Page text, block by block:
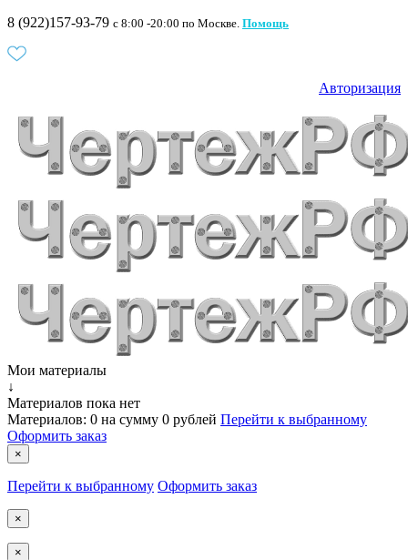
8 (922)157-93-79 c 8:00 -20:00 по Москве. Помощь
Авторизация
Мои материалы
↓
Материалов пока нет
Материалов: 0 на сумму 0 рублей Перейти к выбранному
Оформить заказ
×
Перейти к выбранному Оформить заказ
×
×